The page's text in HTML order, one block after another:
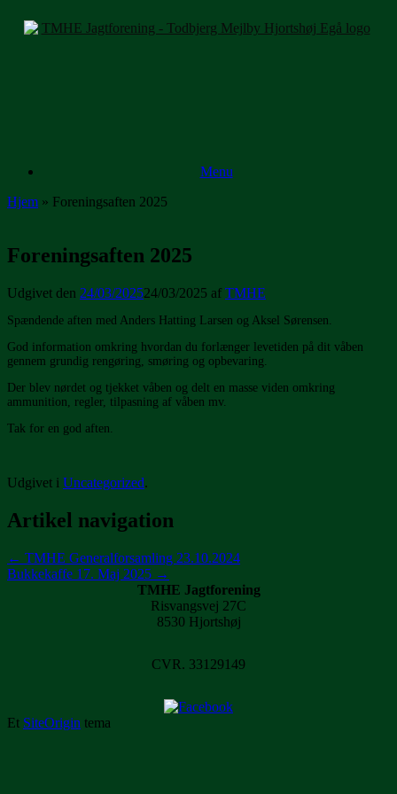
Menu
Hjem » Foreningsaften 2025
Foreningsaften 2025
Udgivet den 24/03/202524/03/2025 af TMHE
Spændende aften med Anders Hatting Larsen og Aksel Sørensen.
God information omkring hvordan du forlænger levetiden på dit våben
gennem grundig rengøring, smøring og opbevaring.
Der blev nørdet og tjekket våben og delt en masse viden omkring
ammunition, regler, tilpasning af våben mv.
Tak for en god aften.
Udgivet i Uncategorized.
Artikel navigation
← TMHE Generalforsamling 23.10.2024
Bukkekaffe 17. Maj 2025 →
TMHE Jagtforening
Risvangsvej 27C
8530 Hjortshøj
CVR. 33129149
Et SiteOrigin tema